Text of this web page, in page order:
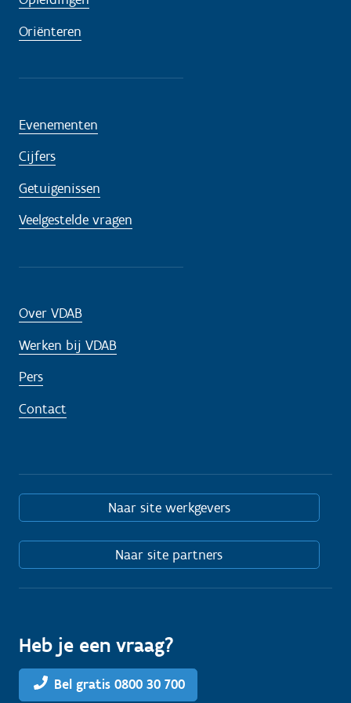
Oriënteren
Evenementen
Cijfers
Getuigenissen
Veelgestelde vragen
Over VDAB
Werken bij VDAB
Pers
Contact
Naar site werkgevers
Naar site partners
Heb je een vraag?
Bel gratis 0800 30 700